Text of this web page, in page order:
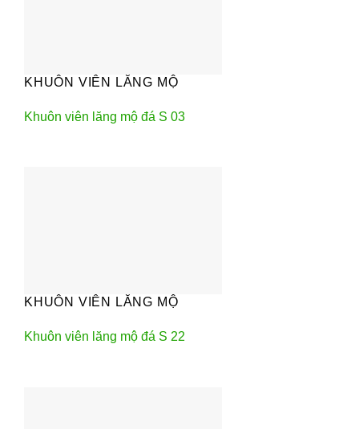
KHUÔN VIÊN LĂNG MỘ
Khuôn viên lăng mộ đá S 03
KHUÔN VIÊN LĂNG MỘ
Khuôn viên lăng mộ đá S 22